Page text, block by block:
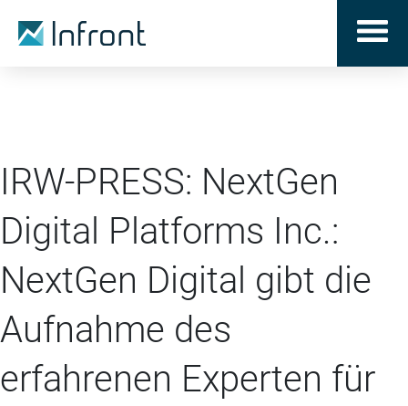
IRW-PRESS: NextGen
Digital Platforms Inc.:
NextGen Digital gibt die
Aufnahme des
erfahrenen Experten für